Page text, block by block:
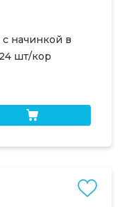
начинкой в
шт/кор